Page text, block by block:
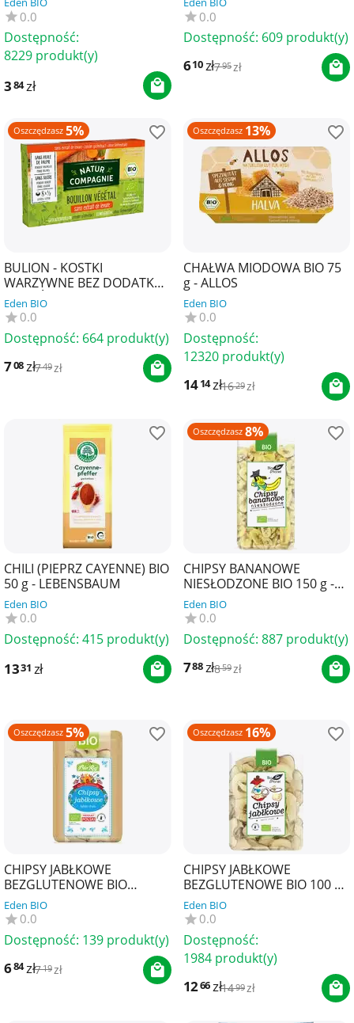
0.0
Dostępność:
8229 produkt(y)
384zł
g - NATUR COMPAGNIE
0.0
Dostępność: 609 produkt(y)
610zł795 zł
Oszczędzasz 5%
BULION - KOSTKI
WARZYWNE BEZ DODATKU
CUKRÓW I DROŻDŻY BIO (8
x 10,5 g) 84 g - NATUR
COM...
Eden BIO
0.0
Dostępność: 664 produkt(y)
708zł749 zł
Oszczędzasz 13%
CHAŁWA MIODOWA BIO 75
g - ALLOS
Eden BIO
0.0
Dostępność:
12320 produkt(y)
1414zł1629zł
CHILI (PIEPRZ CAYENNE) BIO
50 g - LEBENSBAUM
Eden BIO
0.0
Dostępność: 415 produkt(y)
1331 zł
Oszczędzasz 8%
CHIPSY BANANOWE
NIESŁODZONE BIO 150 g -
BIO PLANET
Eden BIO
0.0
Dostępność: 887 produkt(y)
788 zł859 zł
Oszczędzasz 5%
CHIPSY JABŁKOWE
BEZGLUTENOWE BIO
(POLSKA) 50 g - BIO RAJ
Eden BIO
0.0
Dostępność: 139 produkt(y)
684 zł719 zł
Oszczędzasz 16%
CHIPSY JABŁKOWE
BEZGLUTENOWE BIO 100 g -
BIO PLANET
Eden BIO
0.0
Dostępność:
1984 produkt(y)
1266zł1499zł